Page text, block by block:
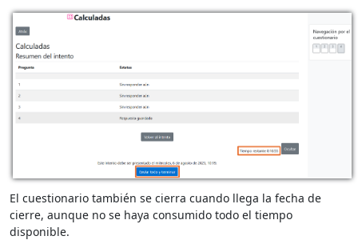
El cuestionario también se cierra cuando llega la fecha de
cierre, aunque no se haya consumido todo el tiempo
disponible.